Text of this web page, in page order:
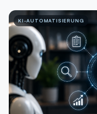
KI-AUTOMATISIERUNG